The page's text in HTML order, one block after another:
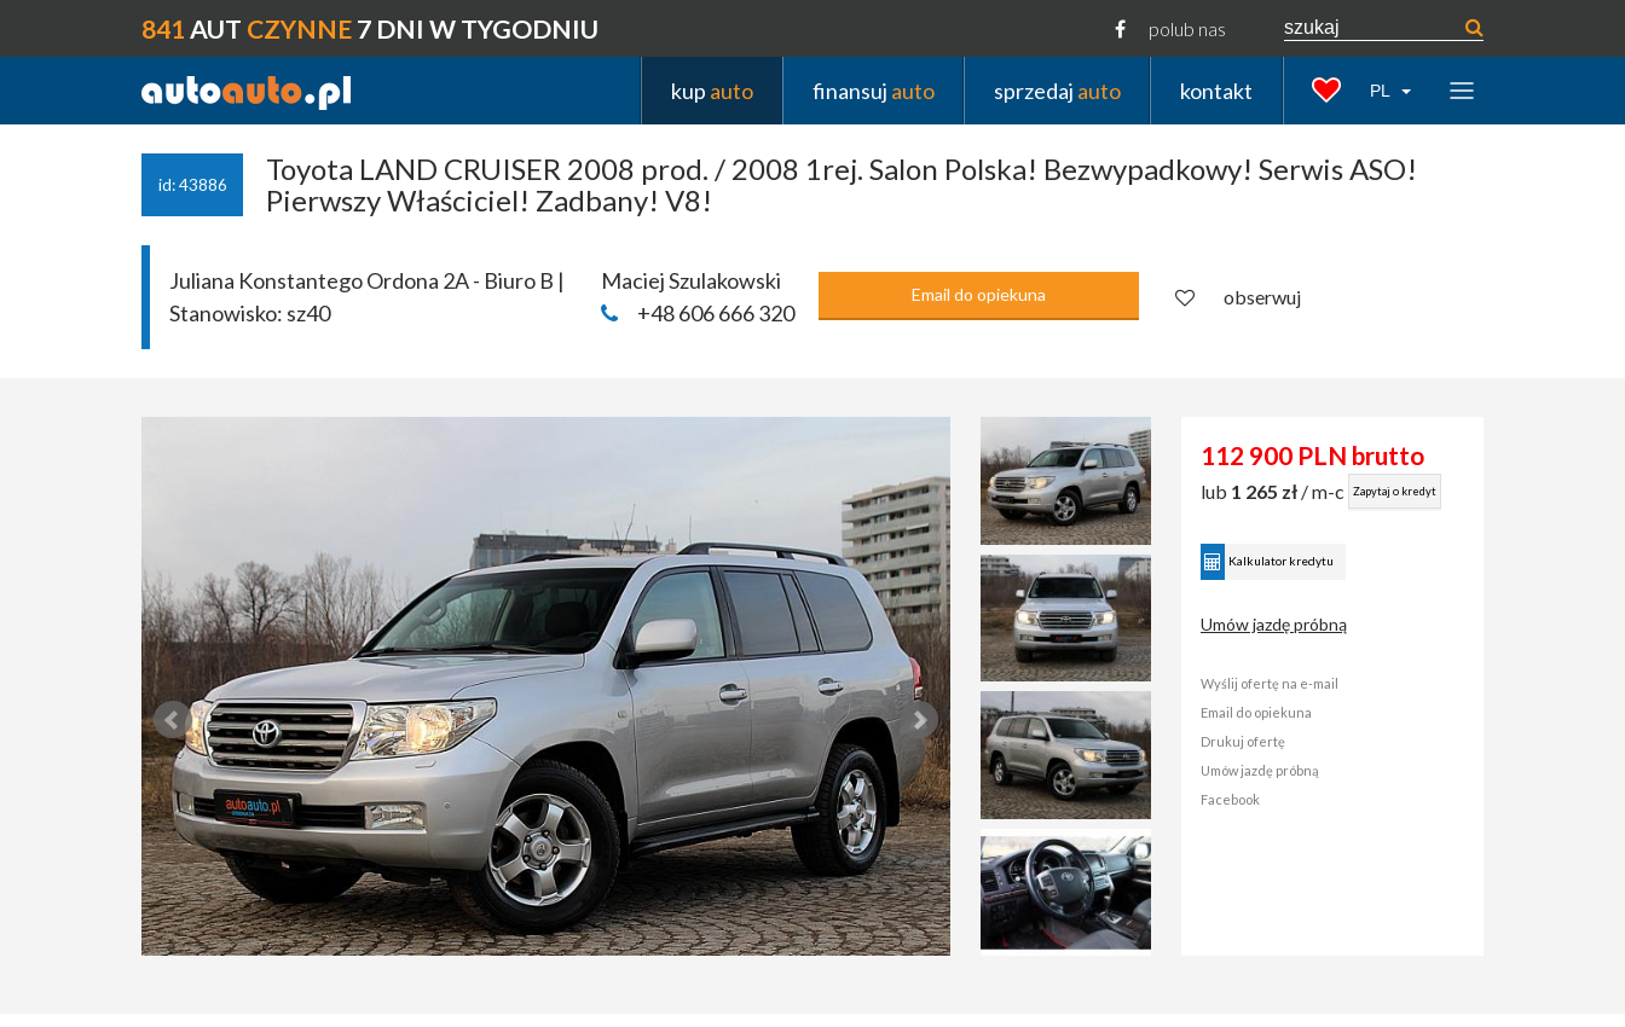
841 AUT CZYNNE 7 DNI W TYGODNIU polub nas
kup auto finansuj auto sprzedaj auto kontakt PL
id: 43886
Toyota LAND CRUISER 2008 prod. / 2008 1rej. Salon Polska! Bezwypadkowy! Serwis ASO!
Pierwszy Właściciel! Zadbany! V8!
Juliana Konstantego Ordona 2A - Biuro B |
Stanowisko: sz40
Maciej Szulakowski
+48 606 666 320
Email do opiekuna obserwuj
112 900 PLN brutto
lub 1 265 zł / m-c Zapytaj o kredyt
Kalkulator kredytu
Umów jazdę próbną
Wyślij ofertę na e-mail
Email do opiekuna
Drukuj ofertę
Umów jazdę próbną
Facebook